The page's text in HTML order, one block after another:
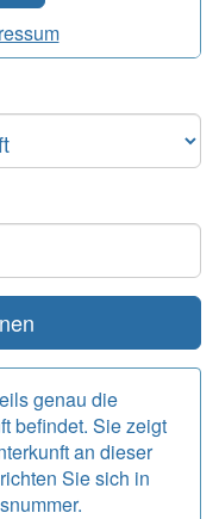
genau die
befindet. Sie zeigt
an dieser
Sie sich in